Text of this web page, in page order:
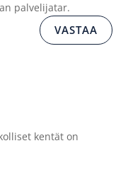
palvelijatar.
VASTAA
kentät on